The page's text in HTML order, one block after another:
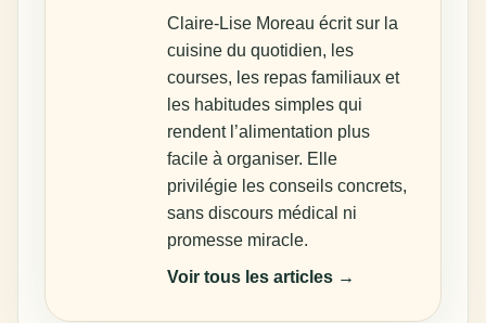
Claire-Lise Moreau écrit sur la
cuisine du quotidien, les
courses, les repas familiaux et
les habitudes simples qui
rendent l’alimentation plus
facile à organiser. Elle
privilégie les conseils concrets,
sans discours médical ni
promesse miracle.
Voir tous les articles →